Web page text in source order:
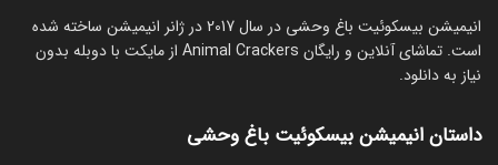
انیمیشن بیسکوئیت باغ وحشی در سال 2017 در ژانر انیمیشن ساخته شده
است. تماشای آنلاین و رایگان Animal Crackers از مایکت با دوبله بدون
نیاز به دانلود.
داستان انیمیشن بیسکوئیت باغ وحشی